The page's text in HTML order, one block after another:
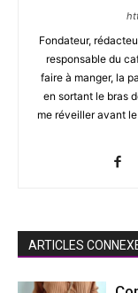
Fondateur,
responsable du
faire à manger, la
en sortant le bras
me réveiller avant
ARTICLES